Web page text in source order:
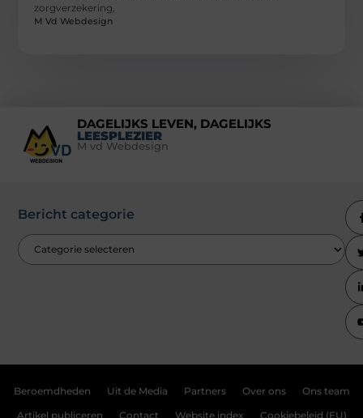
zorgverzekering,
M Vd Webdesign
DAGELIJKS LEVEN, DAGELIJKS
LEESPLEZIER
M vd Webdesign
Bericht categorie
Beroemdheden Uit de Media Partners Over ons Ons team
Artikel publiceren Contact Website index Cookiebeleid (EU)